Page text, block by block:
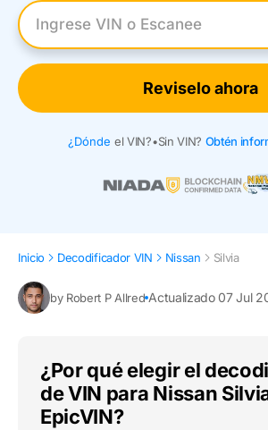
Introduzca el VIN
Reviselo ahora
¿Dónde el VIN?•Sin VIN? Obtén
Inicio Decodificador VIN Nissan Silvia
by Robert P Allred Actualizado 07 Jul
¿Por qué elegir el
de VIN para Nissan
EpicVIN?